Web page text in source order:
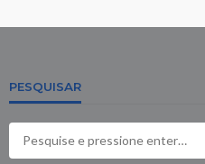
PESQUISAR